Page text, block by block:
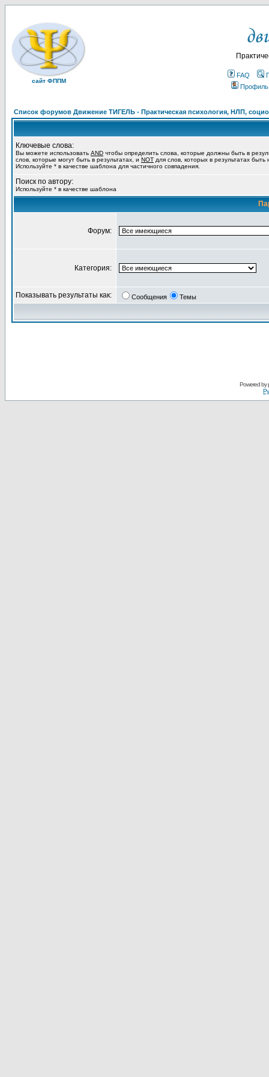
сайт ФППМ
FAQ
Профиль
Список форумов Движение ТИГЕЛЬ - Практическая психология, НЛП,
Ключевые слова:
Вы можете использовать AND чтобы определить слова, которые должны быть в
слов, которые могут быть в результатах, и NOT для слов, которых в результатах
Используйте * в качестве шаблона для частичного совпадения.
Поиск по автору:
Используйте * в качестве шаблона
Форум:
Категория:
Показывать результаты как: Сообщения Темы
Powered by